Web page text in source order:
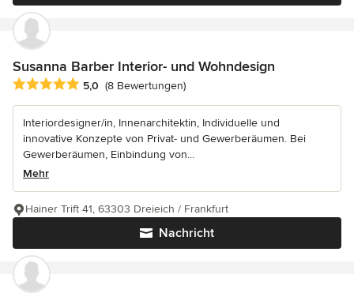
Susanna Barber Interior- und Wohndesign
Durchschnittliche Bewertung: 5 von 5 Sternen
5,0 (8 Bewertungen)
Interiordesigner/in, Innenarchitektin, Individuelle und
innovative Konzepte von Privat- und Gewerberäumen. Bei
Gewerberäumen, Einbindung von...
Mehr
Nachricht
Hainer Trift 41, 63303 Dreieich / Frankfurt